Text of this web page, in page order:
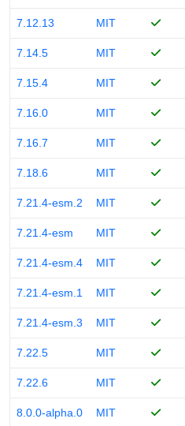
7.12.13 MIT
7.14.5 MIT
7.15.4 MIT
7.16.0 MIT
7.16.7 MIT
7.18.6 MIT
7.21.4-esm.2 MIT
7.21.4-esm MIT
7.21.4-esm.4 MIT
7.21.4-esm.1 MIT
7.21.4-esm.3 MIT
7.22.5 MIT
7.22.6 MIT
8.0.0-alpha.0 MIT